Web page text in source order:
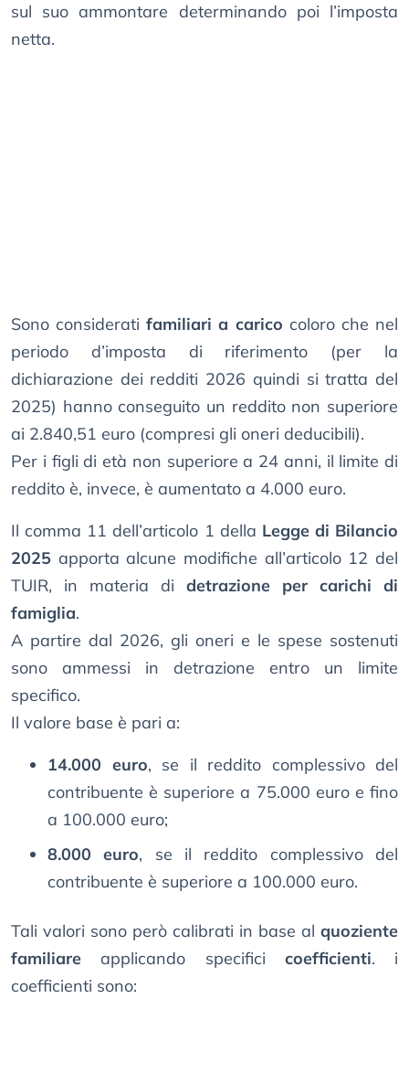
sul suo ammontare determinando poi l’imposta
netta.
Sono consideratifamiliari a carico coloro che nel
periodo d’imposta di riferimento (per la
dichiarazione dei redditi 2026 quindi si tratta del
2025) hanno conseguito un reddito non superiore
ai 2.840,51 euro (compresi gli oneri deducibili).
Per i figli di età non superiore a 24 anni, il limite di
reddito è, invece, è aumentato a 4.000 euro.
Il comma 11 dell’articolo 1 della Legge di Bilancio
2025 apporta alcune modifiche all’articolo 12 del
TUIR, in materia di detrazione per carichi di
famiglia.
A partire dal 2026, gli oneri e le spese sostenuti
sono ammessi in detrazione entro un limite
specifico.
Il valore base è pari a:
14.000 euro, se il reddito complessivo del
contribuente è superiore a 75.000 euro e fino
a 100.000 euro;
8.000 euro, se il reddito complessivo del
contribuente è superiore a 100.000 euro.
Tali valori sono però calibrati in base al quoziente
familiare applicando specifici coefficienti. i
coefficienti sono: